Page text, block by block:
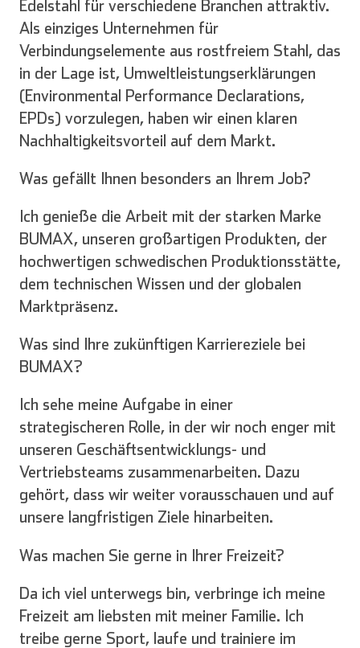
Español Français
Italienisch
Edelstahl für verschiedene Branchen attraktiv.
Als einziges Unternehmen für
Verbindungselemente aus rostfreiem Stahl, das
in der Lage ist, Umweltleistungserklärungen
(Environmental Performance Declarations,
EPDs) vorzulegen, haben wir einen klaren
Nachhaltigkeitsvorteil auf dem Markt.
Was gefällt Ihnen besonders an Ihrem Job?
Ich genieße die Arbeit mit der starken Marke
BUMAX, unseren großartigen Produkten, der
hochwertigen schwedischen Produktionsstätte,
dem technischen Wissen und der globalen
Marktpräsenz.
Was sind Ihre zukünftigen Karriereziele bei
BUMAX?
Ich sehe meine Aufgabe in einer
strategischeren Rolle, in der wir noch enger mit
unseren Geschäftsentwicklungs- und
Vertriebsteams zusammenarbeiten. Dazu
gehört, dass wir weiter vorausschauen und auf
unsere langfristigen Ziele hinarbeiten.
Was machen Sie gerne in Ihrer Freizeit?
Da ich viel unterwegs bin, verbringe ich meine
Freizeit am liebsten mit meiner Familie. Ich
treibe gerne Sport, laufe und trainiere im